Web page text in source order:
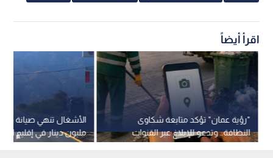
اقرأ أيضاً
مليون دينار في إقليم
"رؤية عمان" تؤكد متابعة شكاوى
النظافة.. وتدعو للإبلاغ عبر القنوات
الرسمية